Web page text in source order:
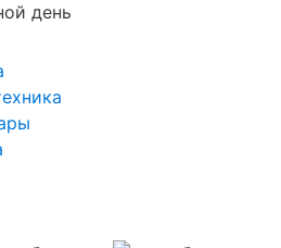
день